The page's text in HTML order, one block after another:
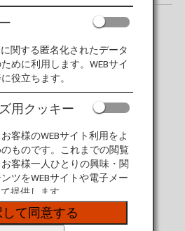
CLASS AIRLINE
関する匿名化されたデータ
めに利用します。WEBサイ
役立ちます。
用クッキー
客様のWEBサイト利用をよ
ものです。これまでの閲覧
客様一人ひとりの興味・関
ツをWEBサイトや電子メー
提供します。
て同意する